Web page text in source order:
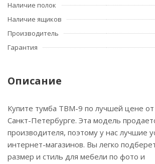
Наличие полок
Наличие ящиков
Производитель
Гарантия
Описание
Купите тумба ТВМ-9 по лучшей цене
Санкт-Петербурге. Эта модель
производителя, поэтому у нас лучшие
интернет-магазинов. Вы легко
размер и стиль для мебели по фото и